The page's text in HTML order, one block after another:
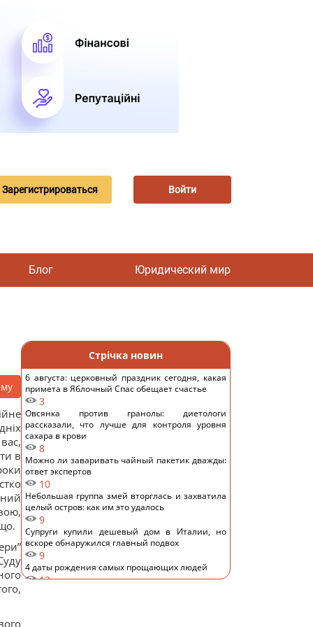
Зарегистрироваться Войти
Блог Юридический мир
в
Стрічка новин
6 августа: церковный праздник сегодня, какая
примета в Яблочный Спас обещает счастье
3
Овсянка против гранолы: диетологи
рассказали, что лучше для контроля уровня
сахара в крови
8
Можно ли заваривать чайный пакетик дважды:
ответ экспертов
10
Небольшая группа змей вторглась и захватила
целый остров: как им это удалось
9
Супруги купили дешевый дом в Италии, но
вскоре обнаружился главный подвох
9
4 даты рождения самых прощающих людей
12